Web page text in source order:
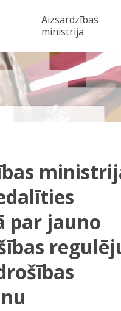
Aizsardzības
ministrija
par jauno